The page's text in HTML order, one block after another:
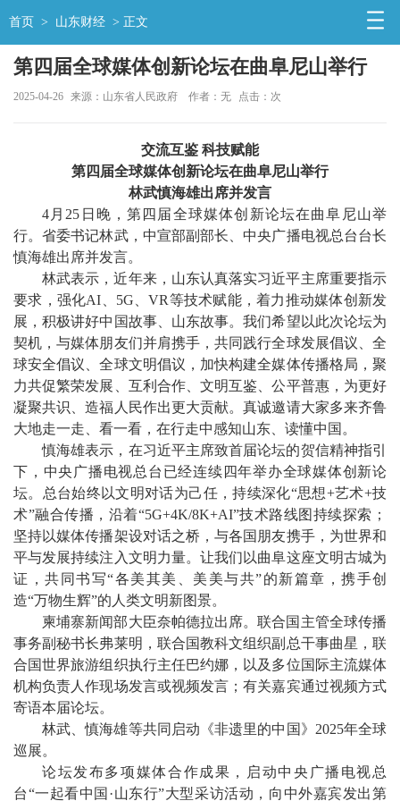
首页 > 山东财经 > 正文
第四届全球媒体创新论坛在曲阜尼山举行
2025-04-26 来源：山东省人民政府 作者：无 点击： 次
交流互鉴 科技赋能
第四届全球媒体创新论坛在曲阜尼山举行
林武慎海雄出席并发言
4月25日晚，第四届全球媒体创新论坛在曲阜尼山举
行。省委书记林武，中宣部副部长、中央广播电视总台台长
慎海雄出席并发言。
林武表示，近年来，山东认真落实习近平主席重要指示
要求，强化AI、5G、VR等技术赋能，着力推动媒体创新发
展，积极讲好中国故事、山东故事。我们希望以此次论坛为
契机，与媒体朋友们并肩携手，共同践行全球发展倡议、全
球安全倡议、全球文明倡议，加快构建全媒体传播格局，聚
力共促繁荣发展、互利合作、文明互鉴、公平普惠，为更好
凝聚共识、造福人民作出更大贡献。真诚邀请大家多来齐鲁
大地走一走、看一看，在行走中感知山东、读懂中国。
慎海雄表示，在习近平主席致首届论坛的贺信精神指引
下，中央广播电视总台已经连续四年举办全球媒体创新论
坛。总台始终以文明对话为己任，持续深化“思想+艺术+技
术”融合传播，沿着“5G+4K/8K+AI”技术路线图持续探索；
坚持以媒体传播架设对话之桥，与各国朋友携手，为世界和
平与发展持续注入文明力量。让我们以曲阜这座文明古城为
证，共同书写“各美其美、美美与共”的新篇章，携手创
造“万物生辉”的人类文明新图景。
柬埔寨新闻部大臣奈帕德拉出席。联合国主管全球传播
事务副秘书长弗莱明，联合国教科文组织副总干事曲星，联
合国世界旅游组织执行主任巴约娜，以及多位国际主流媒体
机构负责人作现场发言或视频发言；有关嘉宾通过视频方式
寄语本届论坛。
林武、慎海雄等共同启动《非遗里的中国》2025年全球
巡展。
论坛发布多项媒体合作成果，启动中央广播电视总
台“一起看中国·山东行”大型采访活动，向中外嘉宾发出第